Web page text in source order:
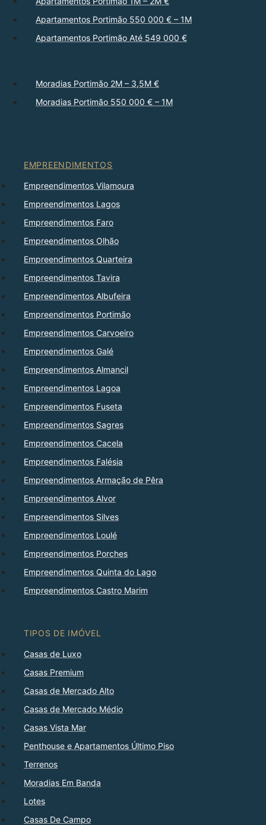
Apartamentos Portimão 550 000 € – 1M
Apartamentos Portimão Até 549 000 €
Moradias Portimão 2M – 3,5M €
Moradias Portimão 550 000 € – 1M
EMPREENDIMENTOS
Empreendimentos Vilamoura
Empreendimentos Lagos
Empreendimentos Faro
Empreendimentos Olhão
Empreendimentos Quarteira
Empreendimentos Tavira
Empreendimentos Albufeira
Empreendimentos Portimão
Empreendimentos Carvoeiro
Empreendimentos Galé
Empreendimentos Almancil
Empreendimentos Lagoa
Empreendimentos Fuseta
Empreendimentos Sagres
Empreendimentos Cacela
Empreendimentos Falésia
Empreendimentos Armação de Pêra
Empreendimentos Alvor
Empreendimentos Silves
Empreendimentos Loulé
Empreendimentos Porches
Empreendimentos Quinta do Lago
Empreendimentos Castro Marim
TIPOS DE IMÓVEL
Casas de Luxo
Casas Premium
Casas de Mercado Alto
Casas de Mercado Médio
Casas Vista Mar
Penthouse e Apartamentos Último Piso
Terrenos
Moradias Em Banda
Lotes
Casas De Campo